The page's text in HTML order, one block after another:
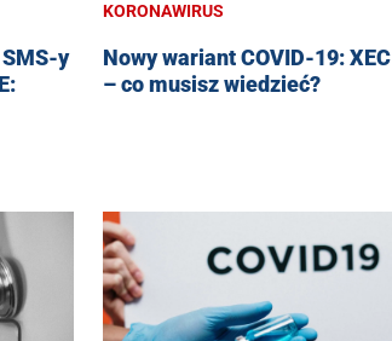
y
KORONAWIRUS
Nowy wariant COVID-19: XEC
– co musisz wiedzieć?